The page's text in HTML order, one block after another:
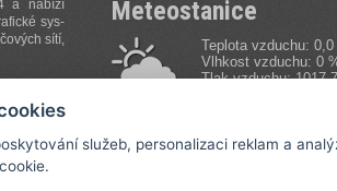
a na­bí­zí
sys­
sí­tí,
Meteostanice
Teplota vzduchu: 0,0
Vlhkost vzduchu: 0
Tlak vzduchu:
služeb, personalizaci reklam a